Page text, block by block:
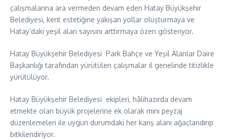
çalışmalarına ara vermeden devam eden Hatay Büyükşehir
Belediyesi, kent estetiğine yakışan yollar oluşturmaya ve
Hatay’daki yeşil alan sayısını arttırmaya özen gösteriyor.
Hatay Büyükşehir Belediyesi Park Bahçe ve Yeşil Alanlar Daire
Başkanlığı tarafından yürütülen çalışmalar il genelinde titizlikle
yürütülüyor.
Hatay Büyükşehir Belediyesi ekipleri, hâlihazırda devam
etmekte olan büyük projelerine ek olarak mini peyzaj
düzenlemeleri ile uygun durumdaki her karış alanı ağaçlandırıp
bitkilendiriyor.